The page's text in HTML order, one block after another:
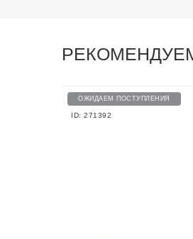
ОЖИДАЕМ ПОСТУПЛЕНИЯ
ID: 271392